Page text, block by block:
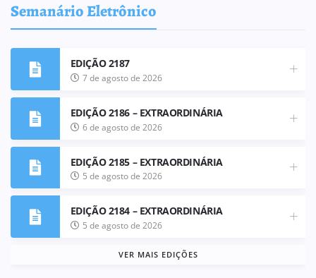
Semanário Eletrônico
EDIÇÃO 2187
7 de agosto de 2026
EDIÇÃO 2186 – EXTRAORDINÁRIA
6 de agosto de 2026
EDIÇÃO 2185 – EXTRAORDINÁRIA
5 de agosto de 2026
EDIÇÃO 2184 – EXTRAORDINÁRIA
5 de agosto de 2026
VER MAIS EDIÇÕES